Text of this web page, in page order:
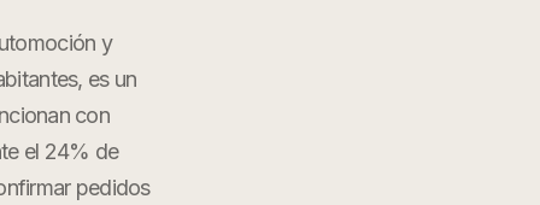
y
es un
con
el 24% de
pedidos